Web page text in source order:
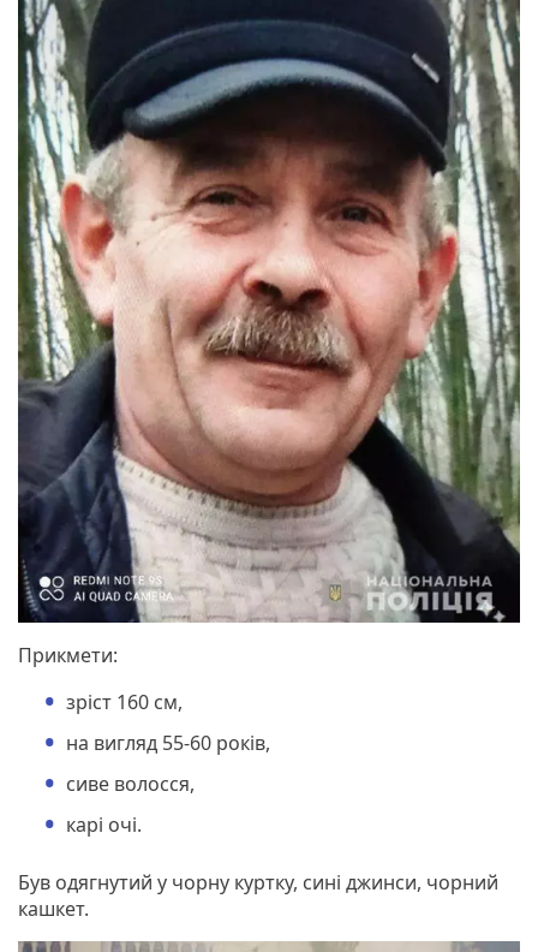
Прикмети:
зріст 160 см,
на вигляд 55-60 років,
сиве волосся,
карі очі.
Був одягнутий у чорну куртку, сині джинси, чорний
кашкет.